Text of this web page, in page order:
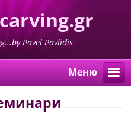
Pavel Pavlidis
Меню